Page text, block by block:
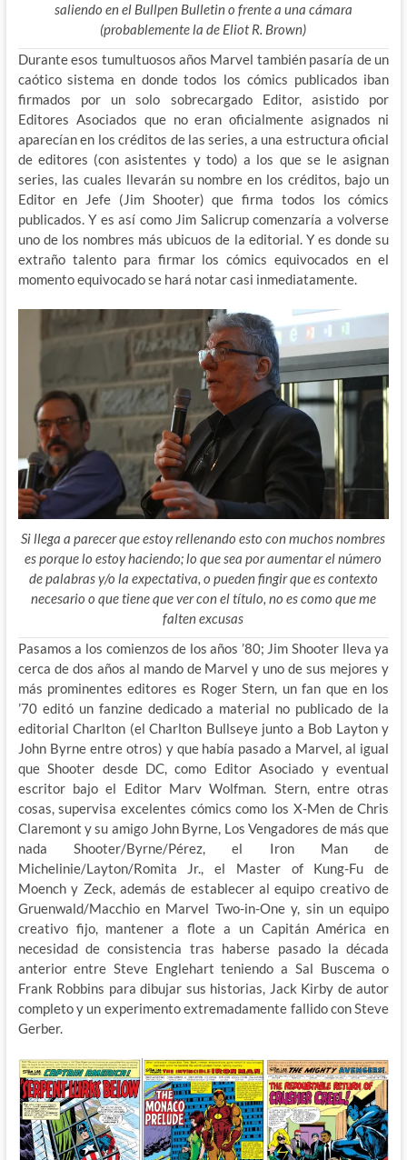
saliendo en el Bullpen Bulletin o frente a una cámara
(probablemente la de Eliot R. Brown)
Durante esos tumultuosos años Marvel también pasaría de un
caótico sistema en donde todos los cómics publicados iban
firmados por un solo sobrecargado Editor, asistido por
Editores Asociados que no eran oficialmente asignados ni
aparecían en los créditos de las series, a una estructura oficial
de editores (con asistentes y todo) a los que se le asignan
series, las cuales llevarán su nombre en los créditos, bajo un
Editor en Jefe (Jim Shooter) que firma todos los cómics
publicados. Y es así como Jim Salicrup comenzaría a volverse
uno de los nombres más ubicuos de la editorial. Y es donde su
extraño talento para firmar los cómics equivocados en el
momento equivocado se hará notar casi inmediatamente.
Si llega a parecer que estoy rellenando esto con muchos nombres
es porque lo estoy haciendo; lo que sea por aumentar el número
de palabras y/o la expectativa, o pueden fingir que es contexto
necesario o que tiene que ver con el título, no es como que me
falten excusas
Pasamos a los comienzos de los años ’80; Jim Shooter lleva ya
cerca de dos años al mando de Marvel y uno de sus mejores y
más prominentes editores es Roger Stern, un fan que en los
’70 editó un fanzine dedicado a material no publicado de la
editorial Charlton (el Charlton Bullseye junto a Bob Layton y
John Byrne entre otros) y que había pasado a Marvel, al igual
que Shooter desde DC, como Editor Asociado y eventual
escritor bajo el Editor Marv Wolfman. Stern, entre otras
cosas, supervisa excelentes cómics como los X-Men de Chris
Claremont y su amigo John Byrne, Los Vengadores de más que
nada Shooter/Byrne/Pérez, el Iron Man de
Michelinie/Layton/Romita Jr., el Master of Kung-Fu de
Moench y Zeck, además de establecer al equipo creativo de
Gruenwald/Macchio en Marvel Two-in-One y, sin un equipo
creativo fijo, mantener a flote a un Capitán América en
necesidad de consistencia tras haberse pasado la década
anterior entre Steve Englehart teniendo a Sal Buscema o
Frank Robbins para dibujar sus historias, Jack Kirby de autor
completo y un experimento extremadamente fallido con Steve
Gerber.